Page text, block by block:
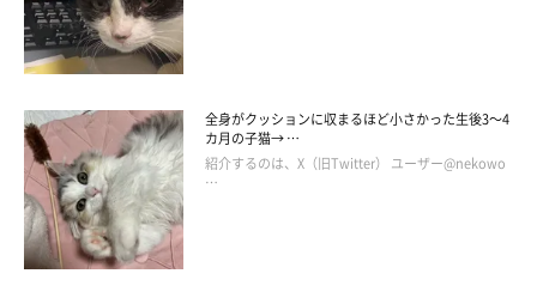
全身がクッションに収まるほど小さかった生後3～4
カ月の子猫→ …
紹介するのは、X（旧Twitter） ユーザー@nekowo
…